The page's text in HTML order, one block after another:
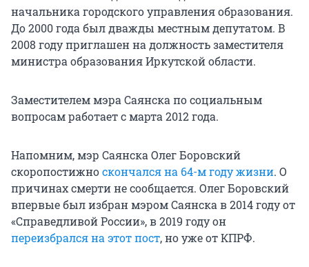
начальника городского управления образования.
До 2000 года был дважды местным депутатом. В
2008 году приглашен на должность заместителя
министра образования Иркутской области.
Заместителем мэра Саянска по социальным
вопросам работает с марта 2012 года.
Напомним, мэр Саянска Олег Боровский
скоропостижноскончался на 64-м году жизни. О
причинах смерти не сообщается. Олег Боровский
впервые был избран мэром Саянска в 2014 году от
«Справедливой России», в 2019 году он
переизбрался на этот пост, но уже от КПРФ.